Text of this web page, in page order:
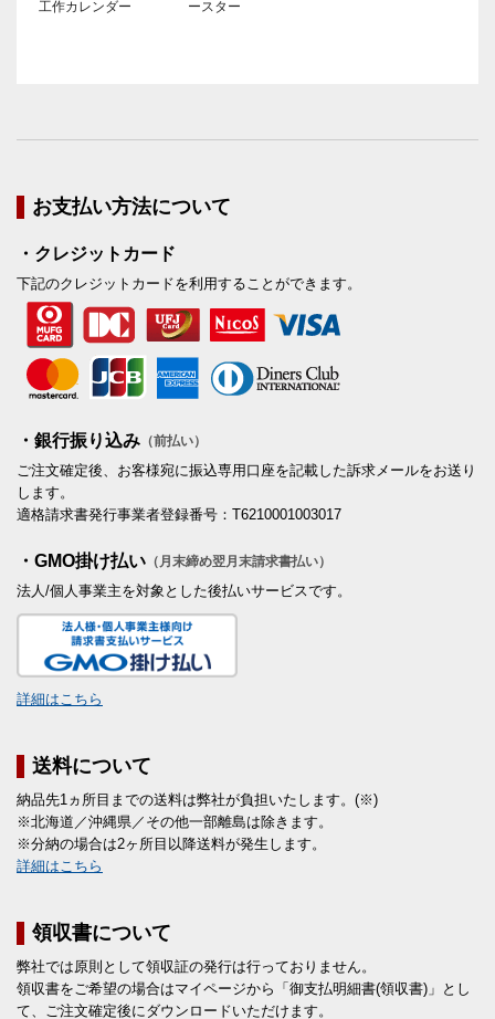
工作カレンダー
ースター
お支払い方法について
・クレジットカード
下記のクレジットカードを利用することができます。
・銀行振り込み （前払い）
ご注文確定後、お客様宛に振込専用口座を記載した訴求メールをお送り
します。
適格請求書発行事業者登録番号：T6210001003017
・GMO掛け払い （月末締め翌月末請求書払い）
法人/個人事業主を対象とした後払いサービスです。
詳細はこちら
送料について
納品先1ヵ所目までの送料は弊社が負担いたします。(※)
※北海道／沖縄県／その他一部離島は除きます。
※分納の場合は2ヶ所目以降送料が発生します。
詳細はこちら
領収書について
弊社では原則として領収証の発行は行っておりません。
領収書をご希望の場合はマイページから「御支払明細書(領収書)」とし
て、ご注文確定後にダウンロードいただけます。